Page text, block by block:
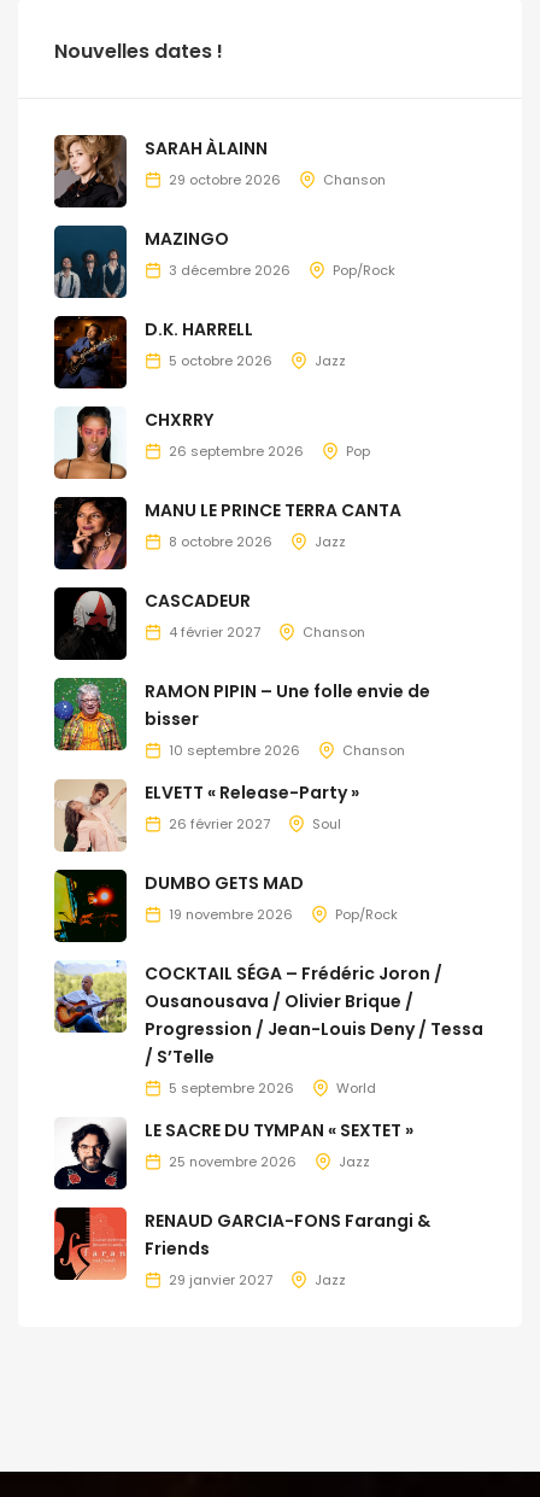
Nouvelles dates !
SARAH ÀLAINN
29 octobre 2026 Chanson
MAZINGO
3 décembre 2026 Pop/Rock
D.K. HARRELL
5 octobre 2026 Jazz
CHXRRY
26 septembre 2026 Pop
MANU LE PRINCE TERRA CANTA
8 octobre 2026 Jazz
CASCADEUR
4 février 2027 Chanson
RAMON PIPIN – Une folle envie de
bisser
10 septembre 2026 Chanson
ELVETT « Release-Party »
26 février 2027 Soul
DUMBO GETS MAD
19 novembre 2026 Pop/Rock
COCKTAIL SÉGA – Frédéric Joron /
Ousanousava / Olivier Brique /
Progression / Jean-Louis Deny / Tessa
/ S’Telle
5 septembre 2026 World
LE SACRE DU TYMPAN « SEXTET »
25 novembre 2026 Jazz
RENAUD GARCIA-FONS Farangi &
Friends
29 janvier 2027 Jazz